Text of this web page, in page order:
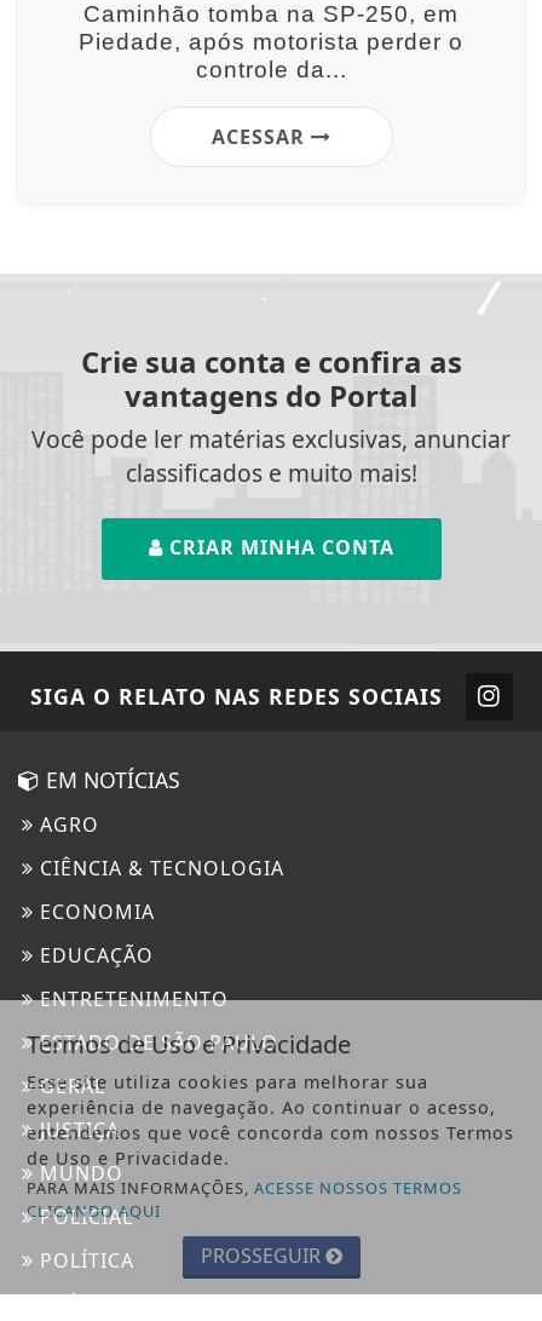
Caminhão tomba na SP-250, em
Piedade, após motorista perder o
controle da...
ACESSAR
Crie sua conta e confira as
vantagens do Portal
Você pode ler matérias exclusivas, anunciar
classificados e muito mais!
CRIAR MINHA CONTA
SIGA O RELATO NAS REDES SOCIAIS
EM NOTÍCIAS
AGRO
CIÊNCIA & TECNOLOGIA
ECONOMIA
EDUCAÇÃO
ENTRETENIMENTO
ESTADO DE SÃO PAULO
GERAL
JUSTIÇA
MUNDO
POLICIAL
POLÍTICA
Termos de Uso e Privacidade
Esse site utiliza cookies para melhorar sua
experiência de navegação. Ao continuar o acesso,
entendemos que você concorda com nossos Termos
de Uso e Privacidade.
PARA MAIS INFORMAÇÕES,ACESSE NOSSOS TERMOS
CLICANDO AQUI
PROSSEGUIR